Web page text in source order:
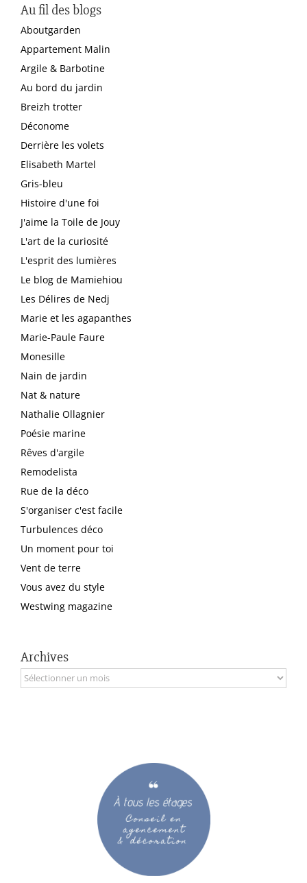
Au fil des blogs
Aboutgarden
Appartement Malin
Argile & Barbotine
Au bord du jardin
Breizh trotter
Déconome
Derrière les volets
Elisabeth Martel
Gris-bleu
Histoire d'une foi
J'aime la Toile de Jouy
L'art de la curiosité
L'esprit des lumières
Le blog de Mamiehiou
Les Délires de Nedj
Marie et les agapanthes
Marie-Paule Faure
Monesille
Nain de jardin
Nat & nature
Nathalie Ollagnier
Poésie marine
Rêves d'argile
Remodelista
Rue de la déco
S'organiser c'est facile
Turbulences déco
Un moment pour toi
Vent de terre
Vous avez du style
Westwing magazine
Archives
Archives